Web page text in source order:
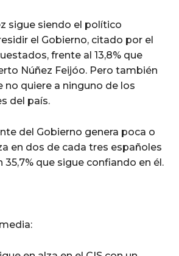
sigue siendo el político
el Gobierno, citado por el
frente al 13,8% que
Núñez Feijóo. Pero también
no quiere a ninguno de los
del país.
del Gobierno genera poca o
en dos de cada tres españoles
35,7% que sigue confiando en él.